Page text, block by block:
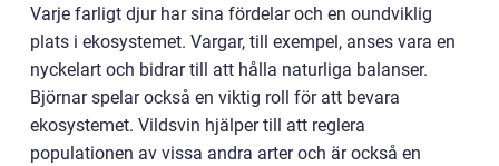
Varje farligt djur har sina fördelar och en oundviklig
plats i ekosystemet. Vargar, till exempel, anses vara en
nyckelart och bidrar till att hålla naturliga balanser.
Björnar spelar också en viktig roll för att bevara
ekosystemet. Vildsvin hjälper till att reglera
populationen av vissa andra arter och är också en